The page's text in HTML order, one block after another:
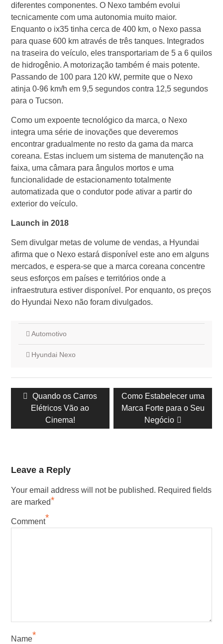
diferentes componentes. O Nexo também evolui
tecnicamente com uma autonomia muito maior.
Enquanto o ix35 tinha cerca de 400 km, o Nexo passa
para quase 600 km através de três tanques. Integrados
na traseira do veículo, eles transportariam de 5 a 6 quilos
de hidrogênio. A motorização também é mais potente.
Passando de 100 para 120 kW, permite que o Nexo
atinja 0-96 km/h em 9,5 segundos contra 12,5 segundos
para o Tucson.
Como um expoente tecnológico da marca, o Nexo
integra uma série de inovações que deveremos
encontrar gradualmente no resto da gama da marca
coreana. Estas incluem um sistema de manutenção na
faixa, uma câmara para ângulos mortos e uma
funcionalidade de estacionamento totalmente
automatizada que o condutor pode ativar a partir do
exterior do veículo.
Launch in 2018
Sem divulgar metas de volume de vendas, a Hyundai
afirma que o Nexo estará disponível este ano em alguns
mercados, e espera-se que a marca coreana concentre
seus esforços em países e territórios onde a
infraestrutura estiver disponível. Por enquanto, os preços
do Hyundai Nexo não foram divulgados.
Automotivo
Hyundai Nexo
Navegação
Postagem
anterior:
Quando os Carros
Elétricos Vão ao
Cinema!
Próximo
post:
Como Estabelecer uma
Marca Forte para o Seu
Negócio
Leave a Reply
Your email address will not be published. Required fields
are marked*
Comment*
Name*